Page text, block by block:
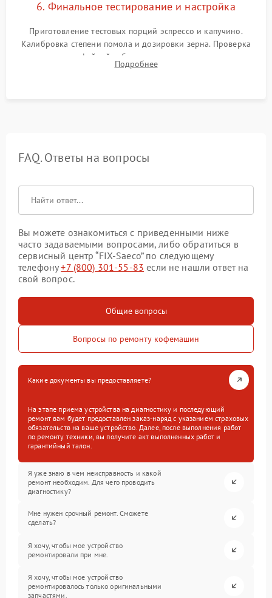
6. Финальное тестирование и настройка
Приготовление тестовых порций эспрессо и капучино.
Калибровка степени помола и дозировки зерна. Проверка
плотности кофейной таблетки, температуры напитка и
качества молочной пены. Контроль отсутствия посторонних
Подробнее
FAQ. Ответы на вопросы
Вы можете ознакомиться с приведенными ниже
часто задаваемыми вопросами, либо обратиться в
сервисный центр “FIX-Saeco” по следующему
телефону+7 (800) 301-55-83 если не нашли ответ на
свой вопрос.
Общие вопросы
Вопросы по ремонту кофемашин
Какие документы вы предоставляете?
На этапе приема устройства на диагностику и последующий
ремонт вам будет предоставлен заказ-наряд с указанием страховых
обязательств на ваше устройство. Далее, после выполнения работ
по ремонту техники, вы получите акт выполненных работ и
гарантийный талон.
Я уже знаю в чем неисправность и какой
ремонт необходим. Для чего проводить
диагностику?
Мне нужен срочный ремонт. Сможете
сделать?
Я хочу, чтобы мое устройство
ремонтировали при мне.
Я хочу, чтобы мое устройство
ремонтировалось только оригинальными
запчастями.